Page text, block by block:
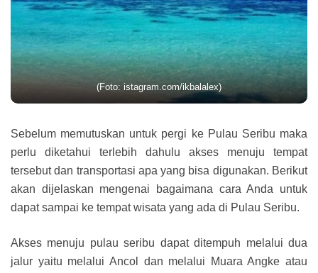
(Foto: istagram.com/ikbalalex)
Sebelum memutuskan untuk pergi ke Pulau Seribu maka
perlu diketahui terlebih dahulu akses menuju tempat
tersebut dan transportasi apa yang bisa digunakan. Berikut
akan dijelaskan mengenai bagaimana cara Anda untuk
dapat sampai ke tempat wisata yang ada di Pulau Seribu.
Akses menuju pulau seribu dapat ditempuh melalui dua
jalur yaitu melalui Ancol dan melalui Muara Angke atau